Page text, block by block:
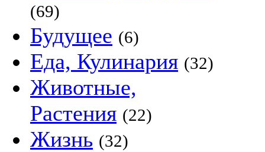
(69)
Будущее (6)
Еда, Кулинария (32)
Животные,
Растения (22)
Жизнь (32)